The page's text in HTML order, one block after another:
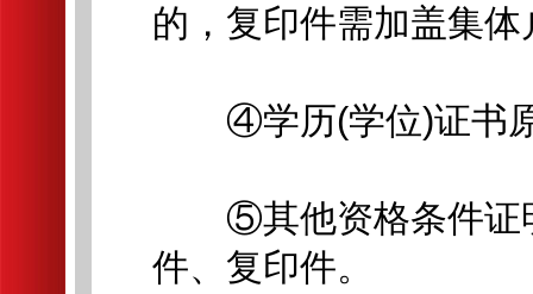
的，复印件需加盖集
④学历(学位)证书原
⑤其他资格条件证明
件、复印件。